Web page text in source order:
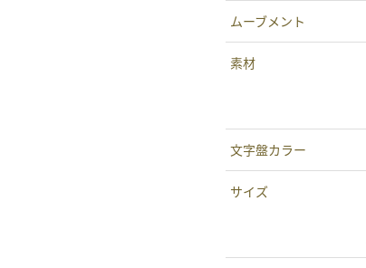
ムーブメント
素材
文字盤カラー
サイズ